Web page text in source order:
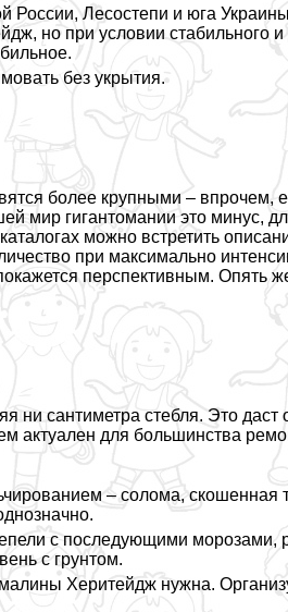
России, Лесостепи и юга
но при условии стабильного и
без укрытия.
более крупными – впрочем,
мир гигантомании это минус,
можно встретить
при максимально
перспективным. Опять
ни сантиметра стeбля. Это
актуален для большинства
– солома, скошенная
с последующими морозами,
с грунтом.
Херитейдж нужна.